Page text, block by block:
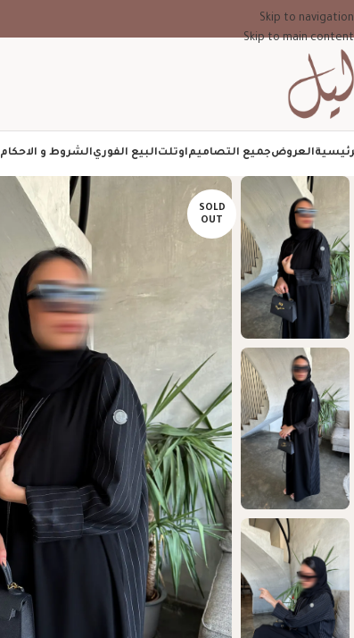
Skip to navigation
Skip to main content
العروضجميع التصاميماوتلتالبيع الفوريالشروط و الاحكام
SOLD
OUT